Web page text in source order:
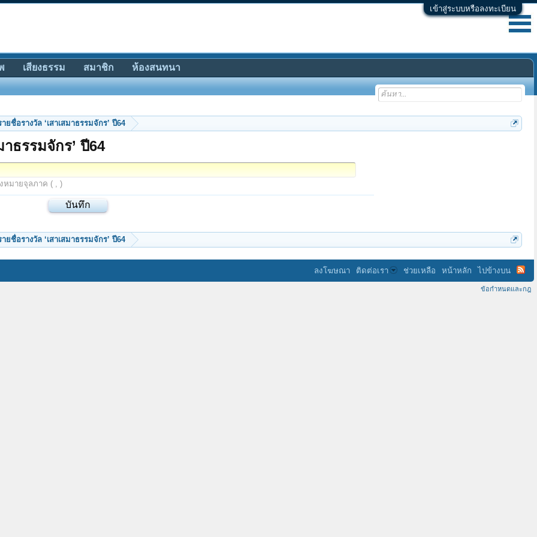
เข้าสู่ระบบหรือลงทะเบียน
ยชื่อรางวัล ‘เสาเสมาธรรมจักร’ ปี64
ธรรมจักร’ ปี64
หมายจุลภาค ( , )
ยชื่อรางวัล ‘เสาเสมาธรรมจักร’ ปี64
เสียงธรรม สมาชิก ห้องสนทนา
ลงโฆษณา ติดต่อเรา ช่วยเหลือ หน้าหลัก ไปข้างบน
ข้อกำหนดและกฎ